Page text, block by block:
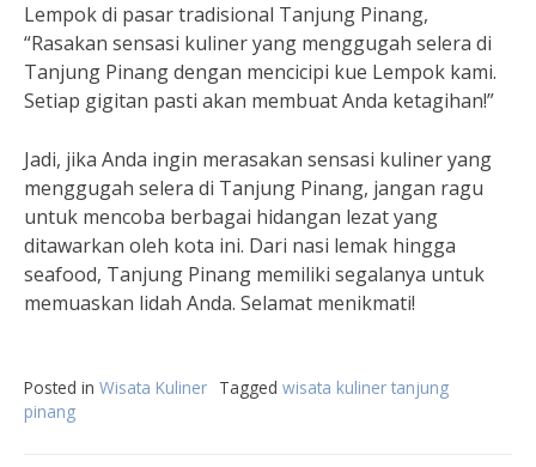
Lempok di pasar tradisional Tanjung Pinang,
“Rasakan sensasi kuliner yang menggugah selera di
Tanjung Pinang dengan mencicipi kue Lempok kami.
Setiap gigitan pasti akan membuat Anda ketagihan!”
Jadi, jika Anda ingin merasakan sensasi kuliner yang
menggugah selera di Tanjung Pinang, jangan ragu
untuk mencoba berbagai hidangan lezat yang
ditawarkan oleh kota ini. Dari nasi lemak hingga
seafood, Tanjung Pinang memiliki segalanya untuk
memuaskan lidah Anda. Selamat menikmati!
Posted in Wisata Kuliner Tagged wisata kuliner tanjung
pinang